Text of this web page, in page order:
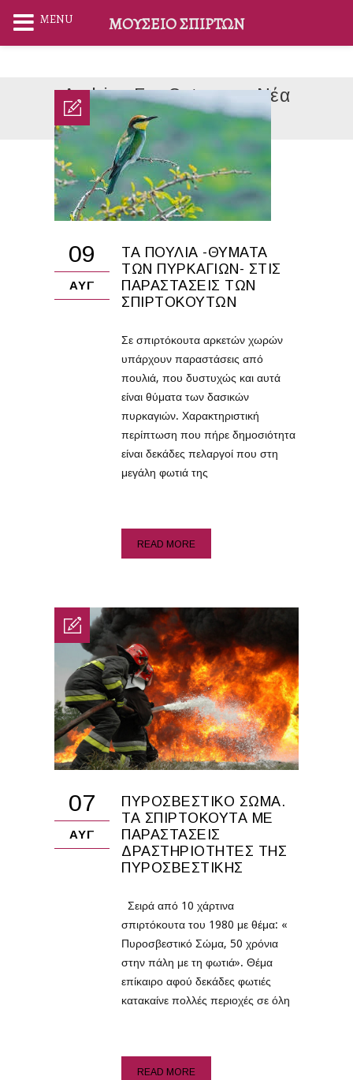
Archive For Category: Νέα
Home
09
ΑΥΓ
ΤΑ ΠΟΥΛΙΆ -ΘΎΜΑΤΑ
ΤΩΝ ΠΥΡΚΑΓΙΏΝ- ΣΤΙΣ
ΠΑΡΑΣΤΆΣΕΙΣ ΤΩΝ
ΣΠΙΡΤΌΚΟΥΤΩΝ
Σε σπιρτόκουτα αρκετών χωρών
υπάρχουν παραστάσεις από
πουλιά, που δυστυχώς και αυτά
είναι θύματα των δασικών
πυρκαγιών. Χαρακτηριστική
περίπτωση που πήρε δημοσιότητα
είναι δεκάδες πελαργοί που στη
μεγάλη φωτιά της
READ MORE
07
ΑΥΓ
ΠΥΡΟΣΒΕΣΤΙΚΌ ΣΏΜΑ.
ΤΑ ΣΠΙΡΤΌΚΟΥΤΑ ΜΕ
ΠΑΡΑΣΤΆΣΕΙΣ
ΔΡΑΣΤΗΡΙΌΤΗΤΕΣ ΤΗΣ
ΠΥΡΟΣΒΕΣΤΙΚΉΣ
Σειρά από 10 χάρτινα
σπιρτόκουτα του 1980 με θέμα: «
Πυροσβεστικό Σώμα, 50 χρόνια
στην πάλη με τη φωτιά». Θέμα
επίκαιρο αφού δεκάδες φωτιές
κατακαίνε πολλές περιοχές σε όλη
READ MORE
MENU ΜΟΥΣΕΊΟ ΣΠΊΡΤΩΝ